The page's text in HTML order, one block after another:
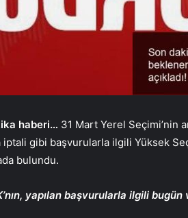
haberi… 31 Mart Yerel Seçimi’nin
iptali gibi başvurularla ilgili Yüksek
bulundu.
yapılan başvurularla ilgili